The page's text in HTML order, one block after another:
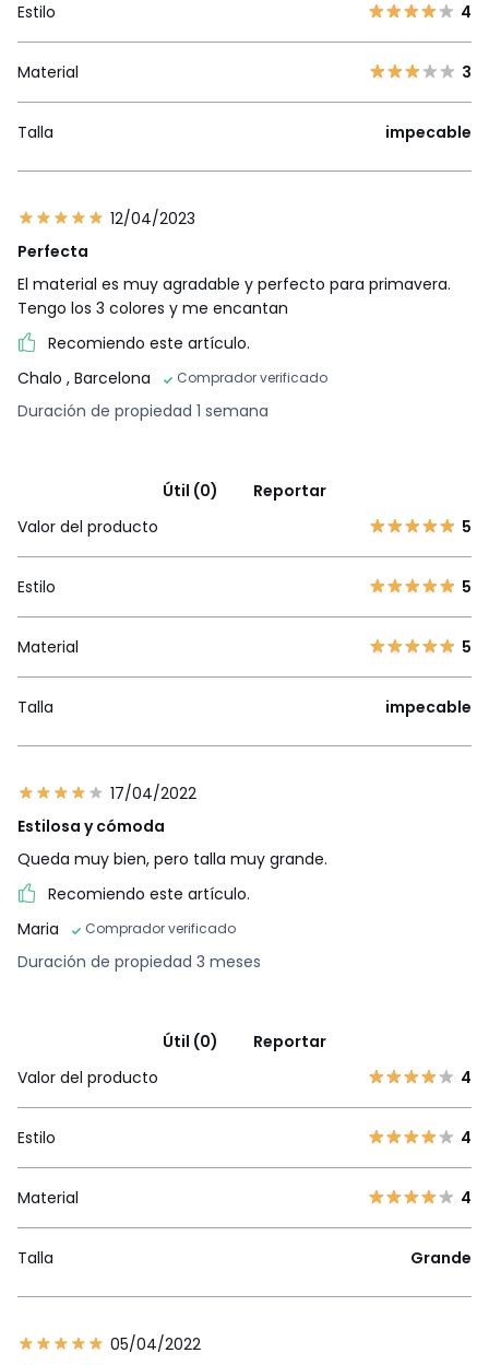
Estilo 4
Material 3
Talla impecable
12/04/2023
Perfecta
El material es muy agradable y perfecto para primavera.
Tengo los 3 colores y me encantan
Recomiendo este artículo.
Chalo , Barcelona Comprador verificado
Duración de propiedad 1 semana
Útil (0)
Reportar
Valor del producto
5
Estilo 5
Material 5
Talla impecable
17/04/2022
Estilosa y cómoda
Queda muy bien, pero talla muy grande.
Recomiendo este artículo.
Maria
Comprador verificado
Duración de propiedad 3 meses
Útil (0)
Reportar
Valor del producto
4
Estilo 4
Material 4
Talla Grande
05/04/2022